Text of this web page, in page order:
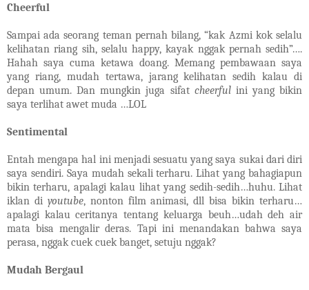
Cheerful
Sampai ada seorang teman pernah bilang, “kak Azmi kok selalu
kelihatan riang sih, selalu happy, kayak nggak pernah sedih”….
Hahah saya cuma ketawa doang. Memang pembawaan saya
yang riang, mudah tertawa, jarang kelihatan sedih kalau di
depan umum. Dan mungkin juga sifat cheerfulini yang bikin
saya terlihat awet muda …LOL
Sentimental
Entah mengapa hal ini menjadi sesuatu yang saya sukai dari diri
saya sendiri. Saya mudah sekali terharu. Lihat yang bahagiapun
bikin terharu, apalagi kalau lihat yang sedih-sedih…huhu. Lihat
iklan di youtube, nonton film animasi, dll bisa bikin terharu…
apalagi kalau ceritanya tentang keluarga beuh…udah deh air
mata bisa mengalir deras. Tapi ini menandakan bahwa saya
perasa, nggak cuek cuek banget, setuju nggak?
Mudah Bergaul